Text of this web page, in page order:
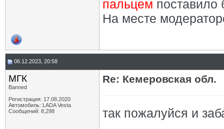
пальцем поставило
На месте
06.12.2023, 20:58
МГК
Banned
Регистрация: 17.08.2020
Автомобиль: LADA Vesta
Сообщений: 8,298
Re: Кемеровская обл.
так пожалуйся и